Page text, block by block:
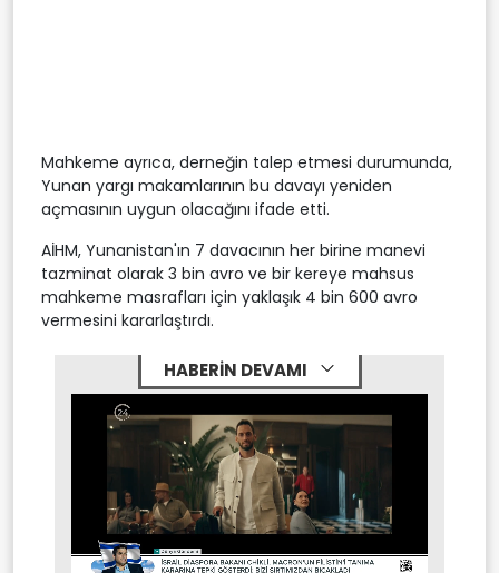
Mahkeme ayrıca, derneğin talep etmesi durumunda,
Yunan yargı makamlarının bu davayı yeniden
açmasının uygun olacağını ifade etti.
AİHM, Yunanistan'ın 7 davacının her birine manevi
tazminat olarak 3 bin avro ve bir kereye mahsus
mahkeme masrafları için yaklaşık 4 bin 600 avro
vermesini kararlaştırdı.
HABERİN DEVAMI